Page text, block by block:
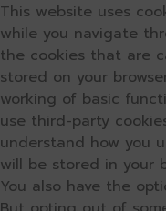
This website uses
while you navigate
the cookies that are
stored on your
working of basic
use third-party
understand how you
will be stored in your
You also have the